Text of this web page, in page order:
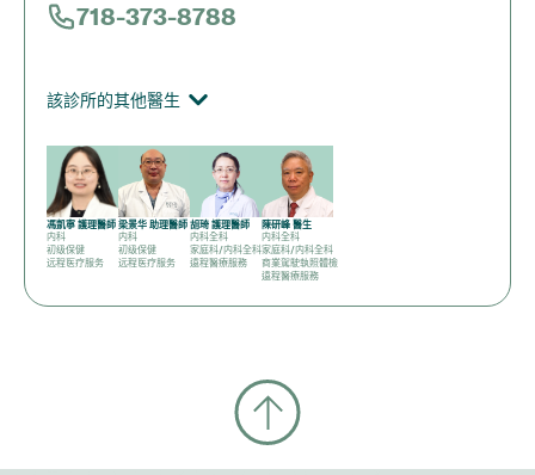
718-373-8788
該診所的其他醫生
馮凱寧 護理醫師
内科
初级保健
远程医疗服务
梁景华 助理醫師
内科
初级保健
远程医疗服务
胡琦 護理醫師
内科全科
家庭科/内科全科
遠程醫療服務
陳研峰 醫生
内科全科
家庭科/内科全科
商業駕駛執照體檢
遠程醫療服務